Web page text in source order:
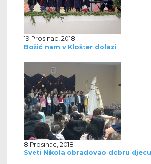
19 Prosinac, 2018
Božić nam v Klošter dolazi
8 Prosinac, 2018
Sveti Nikola obradovao dobru djecu